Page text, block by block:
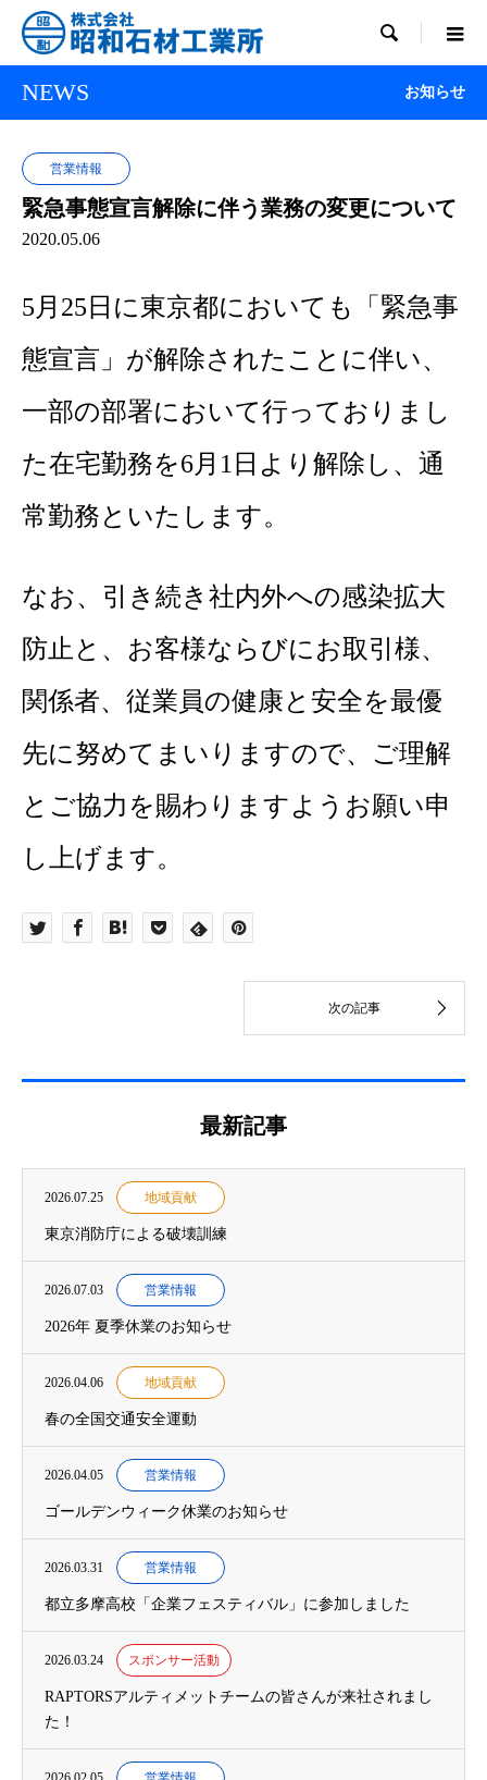

NEWS お知らせ
営業情報
緊急事態宣言解除に伴う業務の変更について
2020.05.06
5月25日に東京都においても「緊急事
態宣言」が解除されたことに伴い、
一部の部署において行っておりまし
た在宅勤務を6月1日より解除し、通
常勤務といたします。
なお、引き続き社内外への感染拡大
防止と、お客様ならびにお取引様、
関係者、従業員の健康と安全を最優
先に努めてまいりますので、 ご理解
とご協力を賜わりますようお願い申
し上げます。
最新記事
2026.07.25 地域貢献
東京消防庁による破壊訓練
2026.07.03 営業情報
2026年 夏季休業のお知らせ
2026.04.06 地域貢献
春の全国交通安全運動
2026.04.05 営業情報
ゴールデンウィーク休業のお知らせ
2026.03.31 営業情報
都立多摩高校「企業フェスティバル」に参加しました
2026.03.24 スポンサー活動
RAPTORSアルティメットチームの皆さんが来社されまし
た！